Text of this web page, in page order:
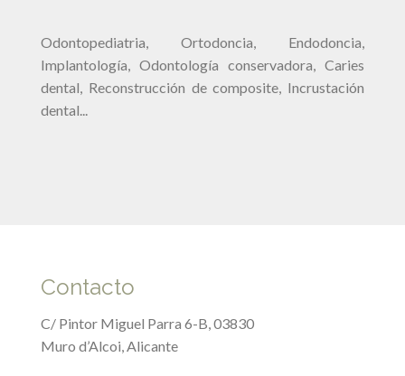
Odontopediatria, Ortodoncia, Endodoncia,
Implantología, Odontología conservadora, Caries
dental, Reconstrucción de composite, Incrustación
dental...
Contacto
C/ Pintor Miguel Parra 6-B, 03830
Muro d’Alcoi, Alicante